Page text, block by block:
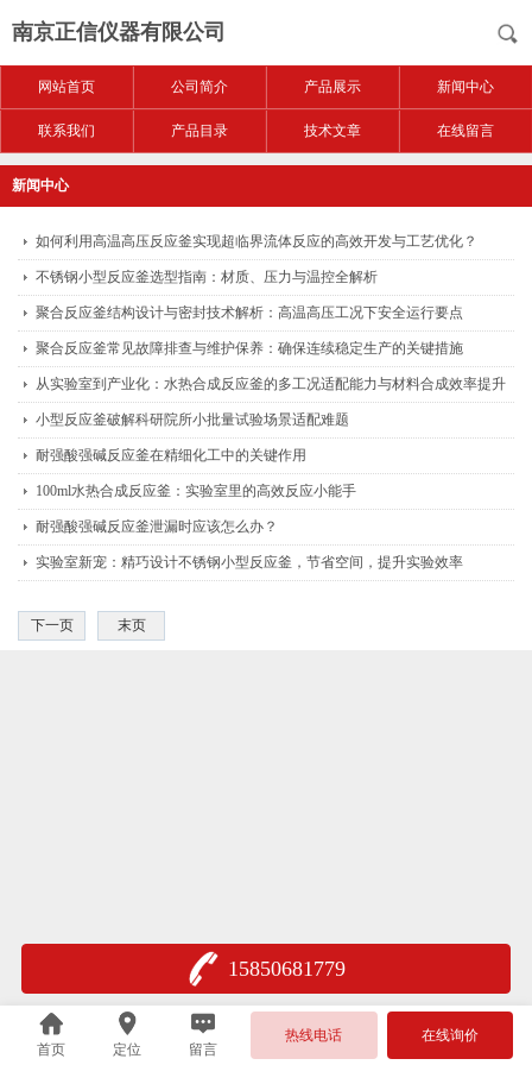
南京正信仪器有限公司
网站首页 公司简介 产品展示 新闻中心
联系我们 产品目录 技术文章 在线留言
新闻中心
如何利用高温高压反应釜实现超临界流体反应的高效开发与工艺优化？
不锈钢小型反应釜选型指南：材质、压力与温控全解析
聚合反应釜结构设计与密封技术解析：高温高压工况下安全运行要点
聚合反应釜常见故障排查与维护保养：确保连续稳定生产的关键措施
从实验室到产业化：水热合成反应釜的多工况适配能力与材料合成效率提升
路径
小型反应釜破解科研院所小批量试验场景适配难题
耐强酸强碱反应釜在精细化工中的关键作用
100ml水热合成反应釜：实验室里的高效反应小能手
耐强酸强碱反应釜泄漏时应该怎么办？
实验室新宠：精巧设计不锈钢小型反应釜，节省空间，提升实验效率
下一页 末页
15850681779
首页 定位 留言
热线电话 在线询价